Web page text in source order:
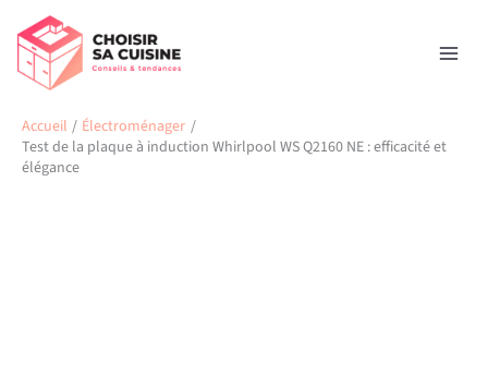
contenu
Accueil
Électroménager
Test de la plaque à induction Whirlpool WS Q2160 NE : efficacité et
élégance
Rechercher